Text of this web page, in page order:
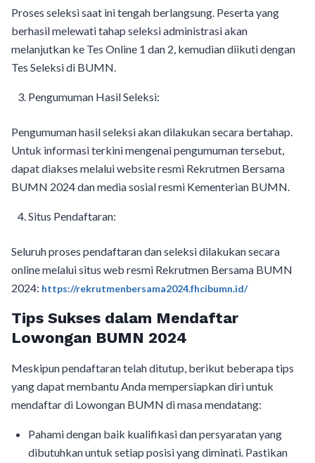
Proses seleksi saat ini tengah berlangsung. Peserta yang
berhasil melewati tahap seleksi administrasi akan
melanjutkan ke Tes Online 1 dan 2, kemudian diikuti dengan
Tes Seleksi di BUMN.
Pengumuman Hasil Seleksi:
Pengumuman hasil seleksi akan dilakukan secara bertahap.
Untuk informasi terkini mengenai pengumuman tersebut,
dapat diakses melalui website resmi Rekrutmen Bersama
BUMN 2024 dan media sosial resmi Kementerian BUMN.
Situs Pendaftaran:
Seluruh proses pendaftaran dan seleksi dilakukan secara
online melalui situs web resmi Rekrutmen Bersama BUMN
2024: https://rekrutmenbersama2024.fhcibumn.id/
Tips Sukses dalam Mendaftar
Lowongan BUMN 2024
Meskipun pendaftaran telah ditutup, berikut beberapa tips
yang dapat membantu Anda mempersiapkan diri untuk
mendaftar di Lowongan BUMN di masa mendatang:
Pahami dengan baik kualifikasi dan persyaratan yang
dibutuhkan untuk setiap posisi yang diminati. Pastikan